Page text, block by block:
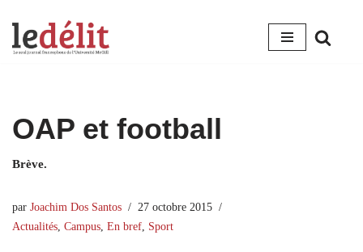
Aller
OAP et football
Brève.
par Joachim Dos Santos
27 octobre 2015
Actualités Campus En bref Sport